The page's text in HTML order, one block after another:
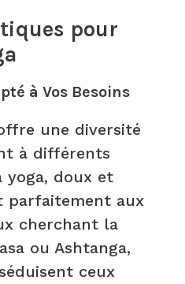
pour
à Vos Besoins
une diversité
à différents
yoga, doux et
parfaitement aux
cherchant la
ou Ashtanga,
ceux